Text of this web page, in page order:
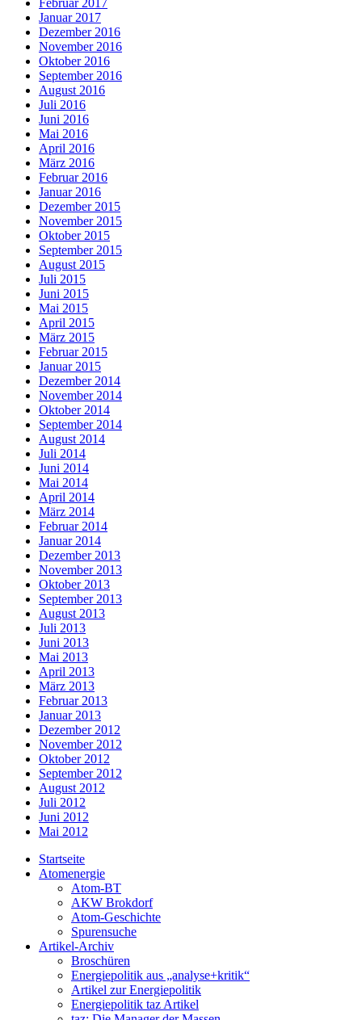
Februar 2017
Januar 2017
Dezember 2016
November 2016
Oktober 2016
September 2016
August 2016
Juli 2016
Juni 2016
Mai 2016
April 2016
März 2016
Februar 2016
Januar 2016
Dezember 2015
November 2015
Oktober 2015
September 2015
August 2015
Juli 2015
Juni 2015
Mai 2015
April 2015
März 2015
Februar 2015
Januar 2015
Dezember 2014
November 2014
Oktober 2014
September 2014
August 2014
Juli 2014
Juni 2014
Mai 2014
April 2014
März 2014
Februar 2014
Januar 2014
Dezember 2013
November 2013
Oktober 2013
September 2013
August 2013
Juli 2013
Juni 2013
Mai 2013
April 2013
März 2013
Februar 2013
Januar 2013
Dezember 2012
November 2012
Oktober 2012
September 2012
August 2012
Juli 2012
Juni 2012
Mai 2012
Startseite
Atomenergie
Atom-BT
AKW Brokdorf
Atom-Geschichte
Spurensuche
Artikel-Archiv
Broschüren
Energiepolitik aus „analyse+kritik“
Artikel zur Energiepolitik
Energiepolitik taz Artikel